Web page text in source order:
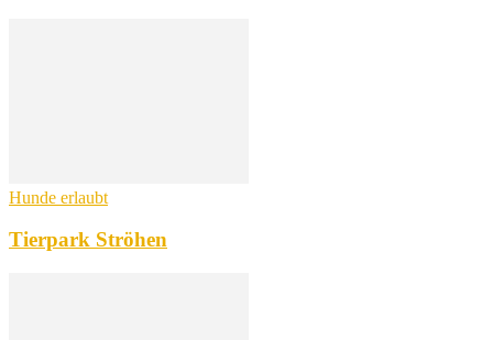
Hunde erlaubt
Tierpark Ströhen